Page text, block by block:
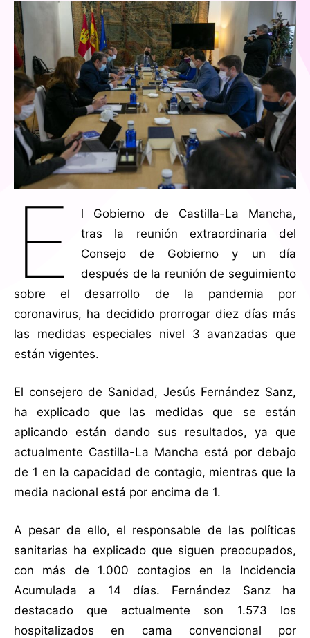
E
l Gobierno de Castilla-La Mancha,
tras la reunión extraordinaria del
Consejo de Gobierno y un día
después de la reunión de seguimiento
sobre el desarrollo de la pandemia por
coronavirus, ha decidido prorrogar diez días más
las medidas especiales nivel 3 avanzadas que
están vigentes.
El consejero de Sanidad, Jesús Fernández Sanz,
ha explicado que las medidas que se están
aplicando están dando sus resultados, ya que
actualmente Castilla-La Mancha está por debajo
de 1 en la capacidad de contagio, mientras que la
media nacional está por encima de 1.
A pesar de ello, el responsable de las políticas
sanitarias ha explicado que siguen preocupados,
con más de 1.000 contagios en la Incidencia
Acumulada a 14 días. Fernández Sanz ha
destacado que actualmente son 1.573 los
hospitalizados en cama convencional por